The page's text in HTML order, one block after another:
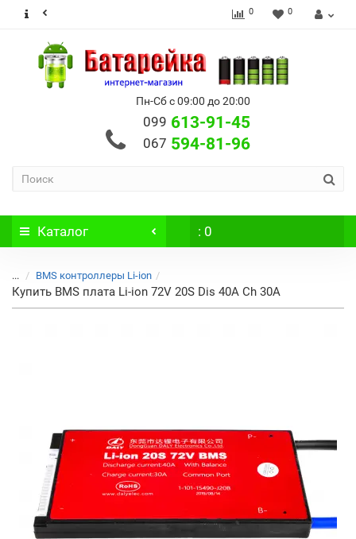
0 0
Пн-Сб с 09:00 до 20:00
099 613-91-45
067 594-81-96
Каталог : 0
... BMS контроллеры Li-ion
Купить BMS плата Li-ion 72V 20S Dis 40A Ch 30A